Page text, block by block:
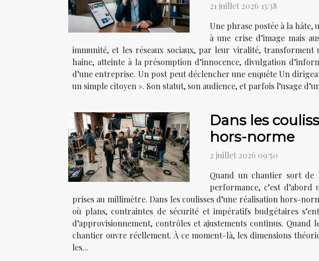
21 juillet 2026 13:38
Une phrase postée à la
à une crise d’image mais
immunité, et les réseaux sociaux, par leur viralité,
haine, atteinte à la présomption d’innocence, divulgation
d’une entreprise. Un post peut déclencher une enquête Un
un simple citoyen ». Son statut, son audience, et parfois l’usage
Dans les
hors-norme
2 juillet 2026 09:50
Quand un chantier sort de
performance, c’est
prises au millimètre. Dans les coulisses d’une réalisation hors-
où plans, contraintes de sécurité et impératifs budgétaires
d’approvisionnement, contrôles et ajustements continus.
chantier ouvre réellement. À ce moment-là, les dimensions
les...